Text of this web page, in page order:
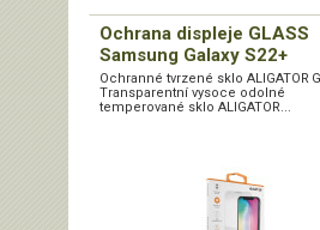
Ochrana displeje GLASS
Samsung Galaxy S22+
Ochranné tvrzené sklo ALIGATOR
Transparentní vysoce odolné
temperované sklo ALIGATOR...